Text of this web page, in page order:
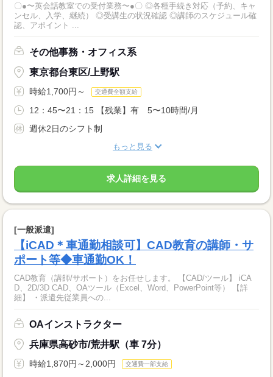
〇●〜英会話教室での受付業務〜●〇 ◎各種手続き対応（予約、キャ
ンセル、入学、継続） ◎受講生の状況確認 ◎講師のスケジュール確
認、アポイント ...
その他事務・オフィス系
東京都台東区/上野駅
時給1,700円～ 交通費全額支給
12：45〜21：15 【残業】有 5〜10時間/月
週休2日のシフト制
もっと見る
求人詳細を見る
[一般派遣]
【iCAD＊車通勤相談可】CAD教育の講師・サ
ポート等◆車通勤OK！
CAD教育（講師/サポート）をお任せします。 【CAD/ツール】 iCA
D、2D/3D CAD、OAツール（Excel、Word、PowerPoint等） 【詳
細】 ・派遣先従業員への...
OAインストラクター
兵庫県高砂市/荒井駅（車 7分）
時給1,870円～2,000円 交通費一部支給